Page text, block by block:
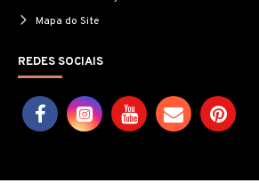
Mapa do Site
REDES SOCIAIS